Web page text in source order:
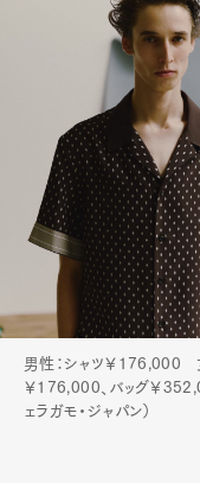
男性：シャツ￥176,000
￥176,000、バッグ￥
ェラガモ・ジャパン）